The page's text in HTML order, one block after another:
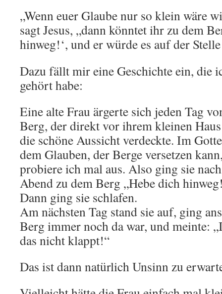
„Wenn euer Glaube nur so klein wäre
sagt Jesus, „dann könntet ihr zu dem
hinweg!‘, und er würde es auf der
Dazu fällt mir eine Geschichte ein, die
gehört habe:
Eine alte Frau ärgerte sich jeden Tag
Berg, der direkt vor ihrem kleinen
die schöne Aussicht verdeckte. Im
dem Glauben, der Berge versetzen
probiere ich mal aus. Also ging sie
Abend zu dem Berg „Hebe dich
Dann ging sie schlafen.
Am nächsten Tag stand sie auf, ging
Berg immer noch da war, und meinte:
das nicht klappt!“
Das ist dann natürlich Unsinn zu